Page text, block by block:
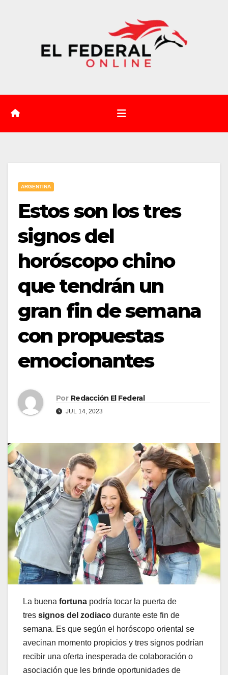
ARGENTINA
Estos son los tres
signos del
horóscopo chino
que tendrán un
gran fin de semana
con propuestas
emocionantes
Por Redacción El Federal
JUL 14, 2023
La buena fortuna podría tocar la puerta de
tres signos del zodiaco durante este fin de
semana. Es que según el horóscopo oriental se
avecinan momento propicios y tres signos podrían
recibir una oferta inesperada de colaboración o
asociación que les brinde oportunidades de